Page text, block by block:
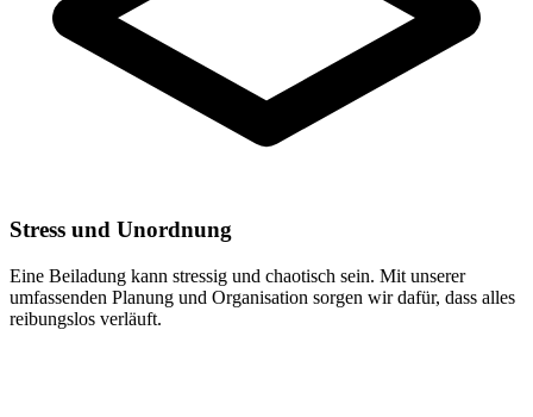
Stress und Unordnung
Eine Beiladung kann stressig und chaotisch sein. Mit unserer
umfassenden Planung und Organisation sorgen wir dafür, dass alles
reibungslos verläuft.